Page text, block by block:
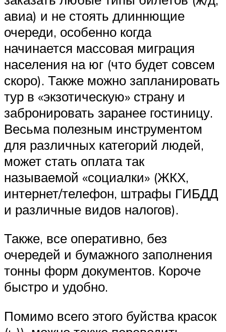
авиа) и не стоять длиннющие
очереди, особенно когда
начинается массовая миграция
населения на юг (что будет совсем
скоро). Также можно запланировать
тур в «экзотическую» страну и
забронировать заранее гостиницу.
Весьма полезным инструментом
для различных категорий людей,
может стать оплата так
называемой «социалки» (ЖКХ,
интернет/телефон, штрафы ГИБДД
и различные видов налогов).
Также, все оперативно, без
очередей и бумажного заполнения
тонны форм документов. Короче
быстро и удобно.
Помимо всего этого буйства красок